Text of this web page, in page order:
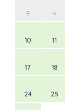
3 4
10 11
17 18
24 25